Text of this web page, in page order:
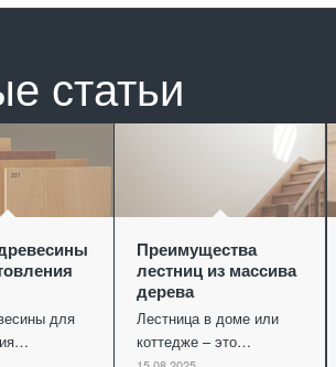
статьи
для
Преимущества
лестниц из массива
дерева
Лестница в доме или
коттедже – это…